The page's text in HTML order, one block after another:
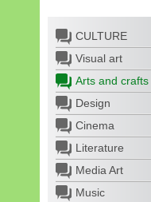
CULTURE
Visual art
Arts and crafts
Design
Cinema
Literature
Media Art
Music